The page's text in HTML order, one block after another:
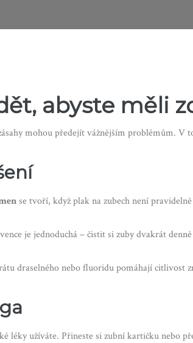
abyste měli
mohou předejít vážnějším problémům.
se tvoří, když plak na zubech není
je jednoduchá – čistit si zuby dvakrát
draselného nebo fluoridu pomáhají
léky užíváte. Přineste si zubní kartičku nebo